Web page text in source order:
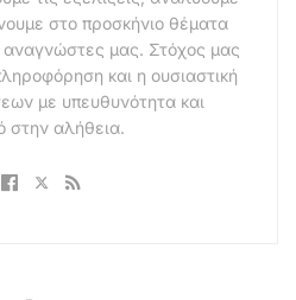
στο προσκήνιο θέματα
μας. Στόχος μας
και η ουσιαστική
με υπευθυνότητα και
στην αλήθεια.